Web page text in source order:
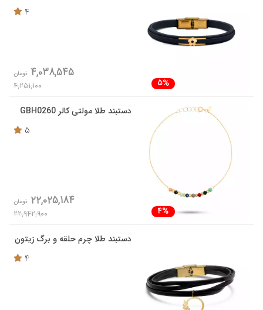
4
5%
4,038,545 تومان
4,251,100
دستبند طلا مولتی کالر GBH0260
5
4%
22,025,184 تومان
22,942,900
دستبند طلا چرم حلقه و برگ زیتون
4